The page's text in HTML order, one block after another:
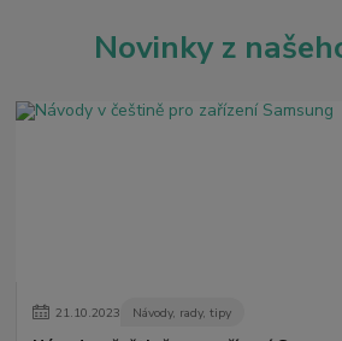
Novinky z
21.10.2023 Návody, rady, tipy